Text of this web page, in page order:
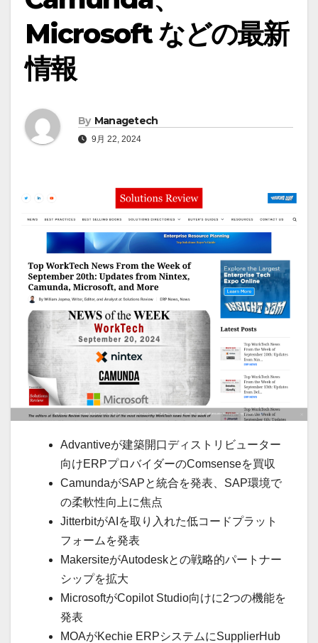
Microsoft などの最新
情報
By Managetech
9月 22, 2024
Advantiveが建築開口ディストリビューター
向けERPプロバイダーのComsenseを買収
CamundaがSAPと統合を発表、SAP環境で
の柔軟性向上に焦点
JitterbitがAIを取り入れた低コードプラット
フォームを発表
MakersiteがAutodeskとの戦略的パートナー
シップを拡大
MicrosoftがCopilot Studio向けに2つの機能を
発表
MOAがKechie ERPシステムにSupplierHub